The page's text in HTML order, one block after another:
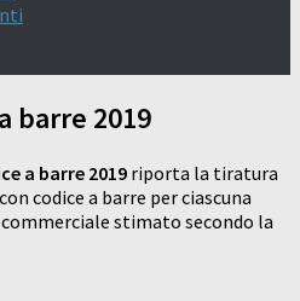
barre 2019
a barre 2019 riporta la tiratura
codice a barre per ciascuna
stimato secondo la